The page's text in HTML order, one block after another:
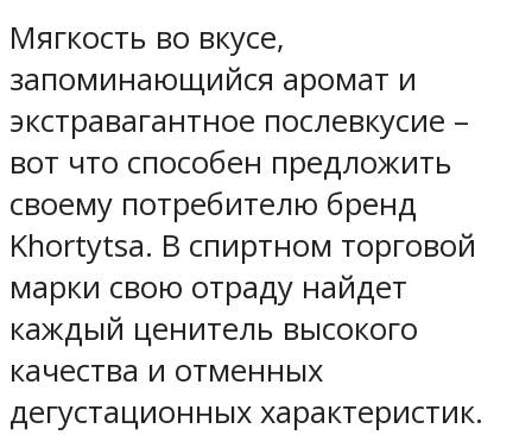
Мягкость во вкусе,
запоминающийся аромат и
экстравагантное послевкусие –
вот что способен предложить
своему потребителю бренд
Khortytsa. В спиртном торговой
марки свою отраду найдет
каждый ценитель высокого
качества и отменных
дегустационных характеристик.